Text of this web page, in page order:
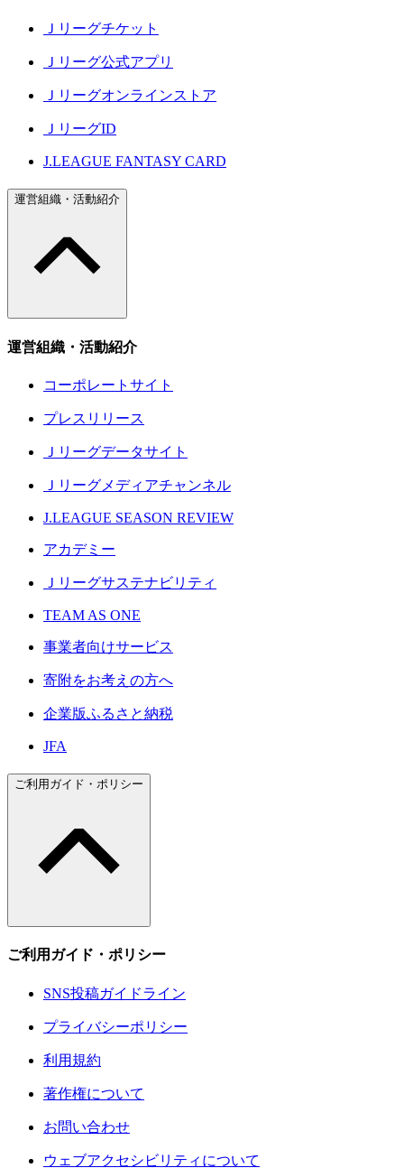
Ｊリーグチケット
Ｊリーグ公式アプリ
Ｊリーグオンラインストア
ＪリーグID
J.LEAGUE FANTASY CARD
運営組織・活動紹介
運営組織・活動紹介
コーポレートサイト
プレスリリース
Ｊリーグデータサイト
Ｊリーグメディアチャンネル
J.LEAGUE SEASON REVIEW
アカデミー
Ｊリーグサステナビリティ
TEAM AS ONE
事業者向けサービス
寄附をお考えの方へ
企業版ふるさと納税
JFA
ご利用ガイド・ポリシー
ご利用ガイド・ポリシー
SNS投稿ガイドライン
プライバシーポリシー
利用規約
著作権について
お問い合わせ
ウェブアクセシビリティについて